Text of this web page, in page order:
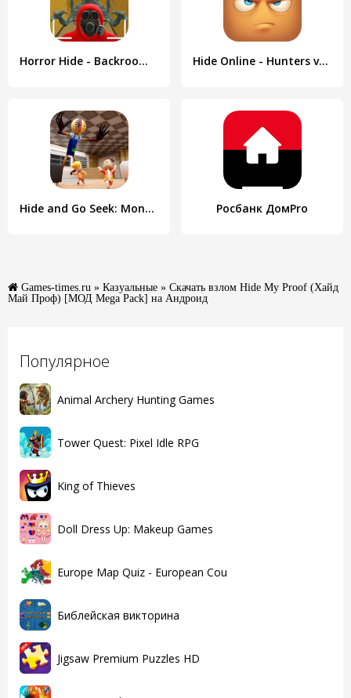
Популярное
Animal Archery Hunting Games
Tower Quest: Pixel Idle RPG
King of Thieves
Doll Dress Up: Makeup Games
Europe Map Quiz - European Cou
Библейская викторина
Jigsaw Premium Puzzles HD
Horror Hide - Backrooms Escape Hide Online - Hunters vs Props
Hide and Go Seek: Monster Hunt Росбанк ДомPro
Games-times.ru » Казуальные » Скачать взлом Hide My Proof (Хайд
Май Проф) [МОД Mega Pack] на Андроид